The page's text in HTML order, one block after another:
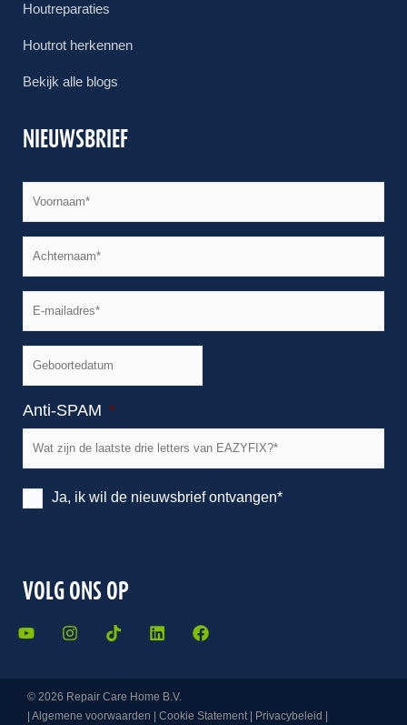
Houtreparaties
Houtrot herkennen
Bekijk alle blogs
NIEUWSBRIEF
Naam
Naam
E-
Geboortedatum
dash
dash
Anti-SPAM *
Wil
je
ontvangen?
*
Ja, ik wil de nieuwsbrief ontvangen*
VOLG ONS OP
Y
o
t
u
b
I
n
t
a
T
i
t
o
L
i
k
e
d
F
a
e
o
© 2026 Repair Care Home B.V.
| Algemene voorwaarden | Cookie Statement | Privacybeleid |